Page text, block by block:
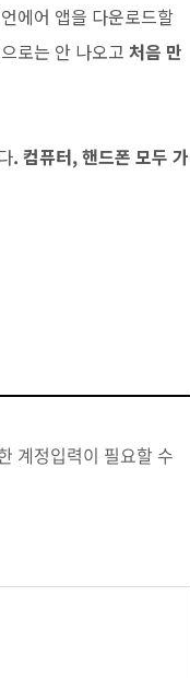
에어 앱을 다운로드할
로는 안 나오고 처음 만
. 컴퓨터, 핸드폰 모두 가
계정입력이 필요할 수